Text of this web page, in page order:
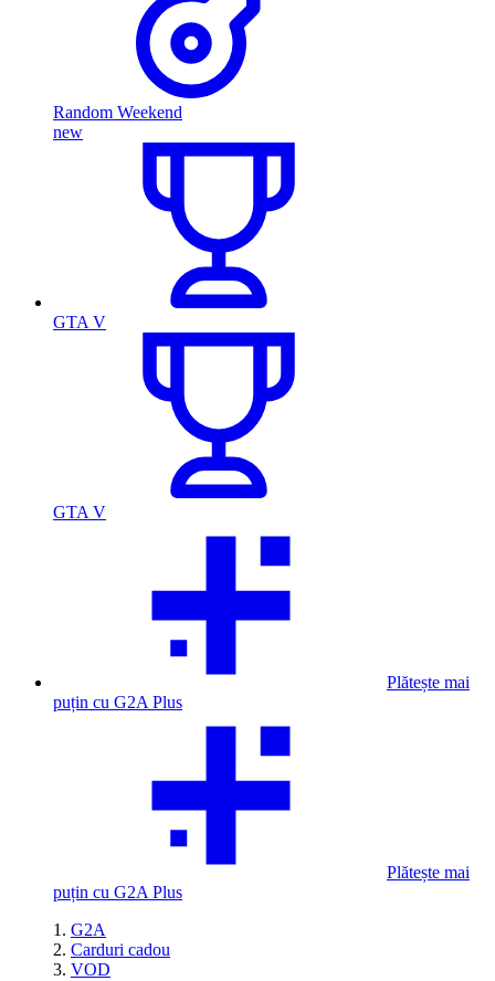
Random Weekend
new
GTA V
GTA V
Plătește mai
puțin cu G2A Plus
Plătește mai
puțin cu G2A Plus
G2A
Carduri cadou
VOD